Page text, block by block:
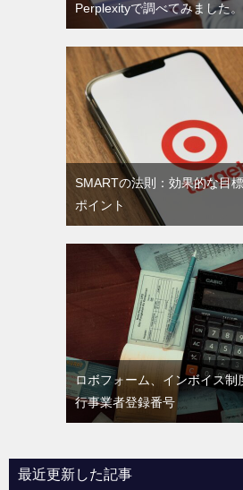
Perplexityで調べてみました。
SMARTの法則：効果的な目
ポイント
ロボフォーム、インボイス制
行事業者登録番号
最近更新した記事